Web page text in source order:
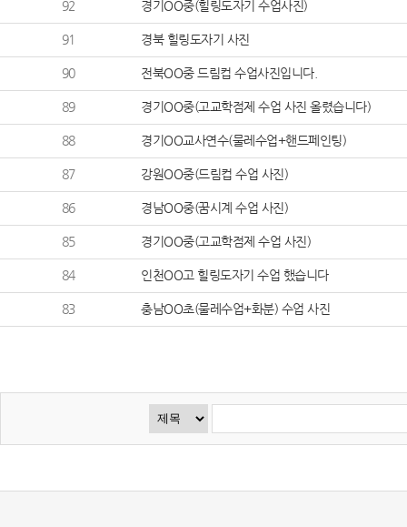
92 경기OO중(힐링도자기 수업사진)
91 경북 힐링도자기 사진
90 전북OO중 드림컵 수업사진입니다.
89 경기OO중(고교학점제 수업 사진 올렸습니다)
88 경기OO교사연수(물레수업+핸드페인팅)
87 강원OO중(드림컵 수업 사진)
86 경남OO중(꿈시계 수업 사진)
85 경기OO중(고교학점제 수업 사진)
84 인천OO고 힐링도자기 수업 했습니다
83 충남OO초(물레수업+화분) 수업 사진